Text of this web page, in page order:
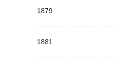
1879
1881